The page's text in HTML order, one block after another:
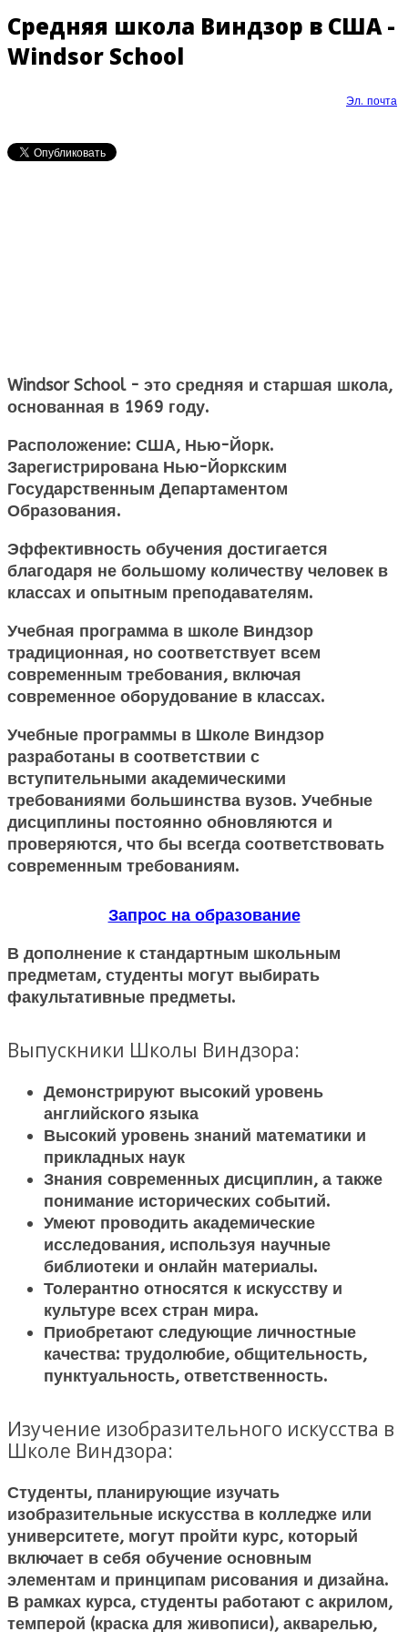
Средняя школа Виндзор в США -
Windsor School
Эл. почта
Windsor School - это средняя и старшая школа,
основанная в 1969 году.
Расположение: США, Нью-Йорк.
Зарегистрирована Нью-Йоркским
Государственным Департаментом
Образования.
Эффективность обучения достигается
благодаря не большому количеству человек в
классах и опытным преподавателям.
Учебная программа в школе Виндзор
традиционная, но соответствует всем
современным требования, включая
современное оборудование в классах.
Учебные программы в Школе Виндзор
разработаны в соответствии с
вступительными академическими
требованиями большинства вузов. Учебные
дисциплины постоянно обновляются и
проверяются, что бы всегда соответствовать
современным требованиям.
Запрос на образование
В дополнение к стандартным школьным
предметам, студенты могут выбирать
факультативные предметы.
Выпускники Школы Виндзора:
Демонстрируют высокий уровень
английского языка
Высокий уровень знаний математики и
прикладных наук
Знания современных дисциплин, а также
понимание исторических событий.
Умеют проводить академические
исследования, используя научные
библиотеки и онлайн материалы.
Толерантно относятся к искусству и
культуре всех стран мира.
Приобретают следующие личностные
качества: трудолюбие, общительность,
пунктуальность, ответственность.
Изучение изобразительного искусства в
Школе Виндзора:
Студенты, планирующие изучать
изобразительные искусства в колледже или
университете, могут пройти курс, который
включает в себя обучение основным
элементам и принципам рисования и дизайна.
В рамках курса, студенты работают с акрилом,
темперой (краска для живописи), акварелью,